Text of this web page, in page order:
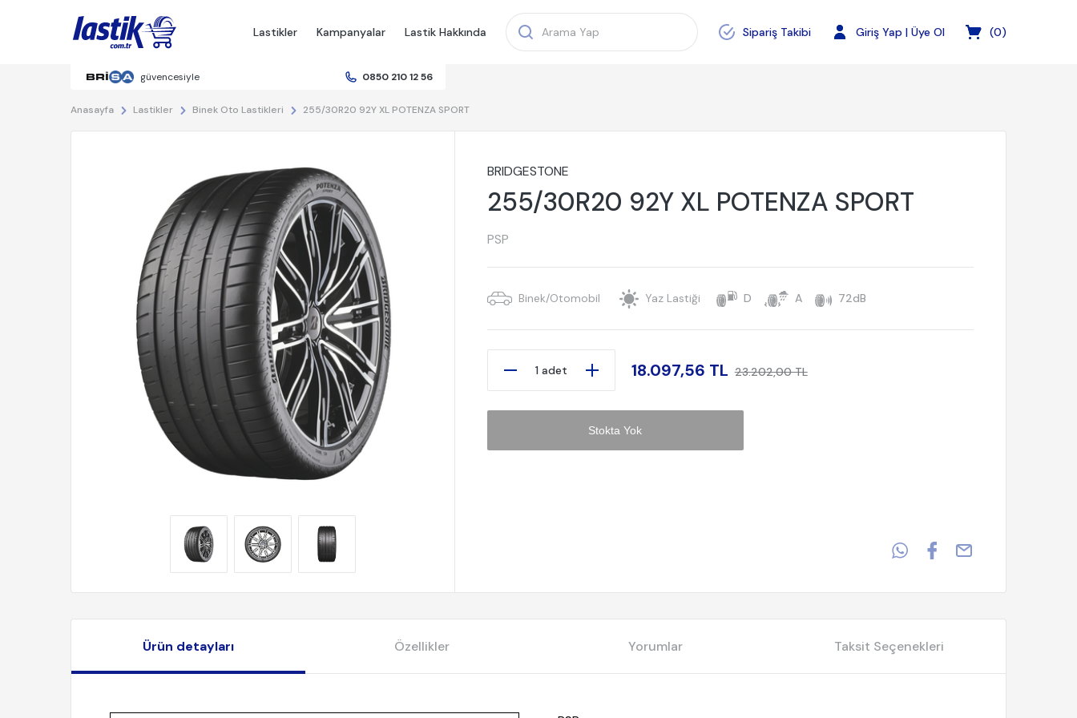
Lastikler Kampanyalar Lastik Hakkında Sipariş Takibi Giriş Yap | Üye Ol (0)
güvencesiyle 0850 210 12 56
Anasayfa Lastikler Binek Oto Lastikleri 255/30R20 92Y XL POTENZA SPORT
BRIDGESTONE
255/30R20 92Y XL POTENZA SPORT
PSP
Binek/Otomobil Yaz Lastiği D A 72dB
1 adet 18.097,56 TL 23.202,00 TL
Stokta Yok
Ürün detayları Özellikler Yorumlar Taksit Seçenekleri